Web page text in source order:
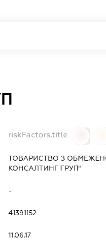
riskFactors.title
ТОВАРИСТВО З
КОНСАЛТИНГ ГРУП"
-
41391152
11.06.17